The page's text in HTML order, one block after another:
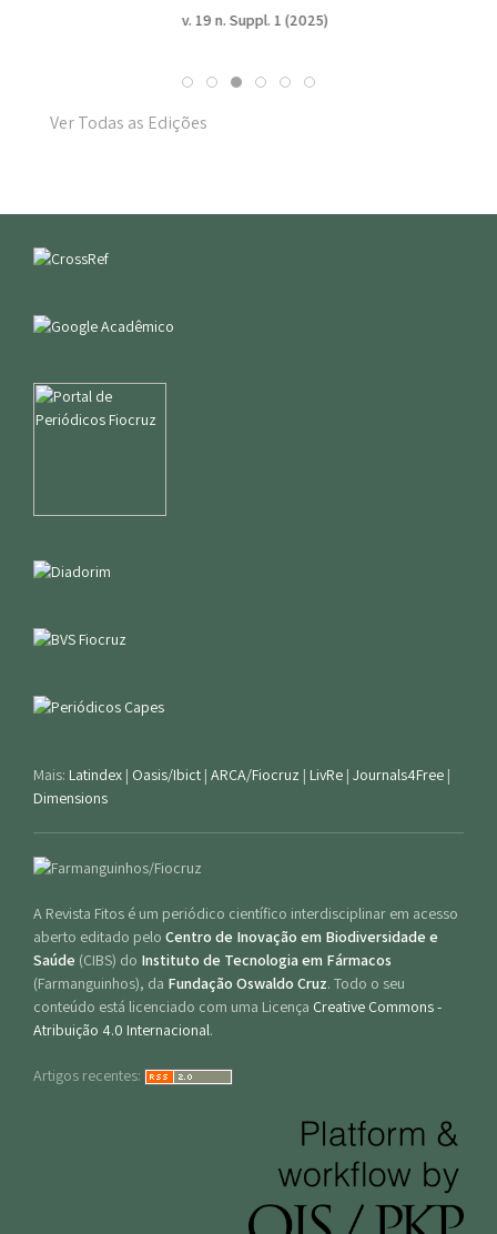
v. 19 n. Suppl. 1 (2025)
Ver Todas as Edições
Mais: Latindex | Oasis/Ibict | ARCA/Fiocruz | LivRe | Journals4Free |
Dimensions
A Revista Fitos é um periódico científico interdisciplinar em acesso
aberto editado pelo Centro de Inovação em Biodiversidade e
Saúde (CIBS) do Instituto de Tecnologia em Fármacos
(Farmanguinhos), da Fundação Oswaldo Cruz. Todo o seu
conteúdo está licenciado com uma Licença Creative Commons -
Atribuição 4.0 Internacional.
Artigos recentes: